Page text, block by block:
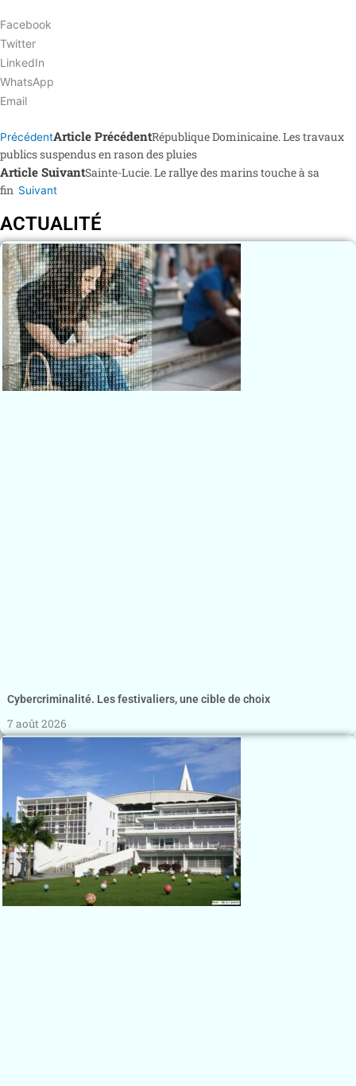
Facebook
Twitter
LinkedIn
WhatsApp
Email
PrécédentArticle PrécédentRépublique Dominicaine. Les travaux
publics suspendus en rason des pluies
Article SuivantSainte-Lucie. Le rallye des marins touche à sa
fin Suivant
ACTUALITÉ
Cybercriminalité. Les festivaliers, une cible de choix
7 août 2026